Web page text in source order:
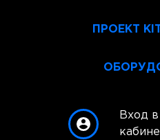
ПРОЕКТ
Вход